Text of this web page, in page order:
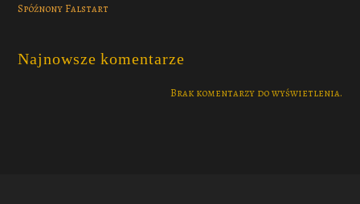
Spóźnony Falstart
Najnowsze komentarze
Brak komentarzy do wyświetlenia.